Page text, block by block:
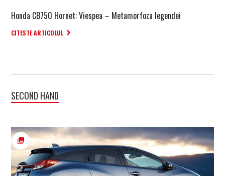
Honda CB750 Hornet: Viespea – Metamorfoza legendei
CITESTE ARTICOLUL
SECOND HAND